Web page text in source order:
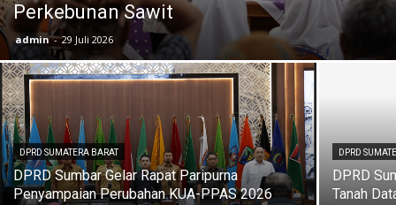
Perkebunan Sawit
admin - 29 Juli 2026
DPRD SUMATERA BARAT
DPRD Sumbar Gelar Rapat Paripurna
Penyampaian Perubahan KUA-PPAS 2026
DPRD
DPRD
Tanah